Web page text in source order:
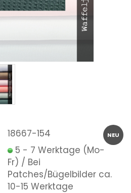
NEU
18667-154
5 - 7 Werktage (Mo-
Fr) / Bei
Patches/Bügelbilder ca.
10-15 Werktage